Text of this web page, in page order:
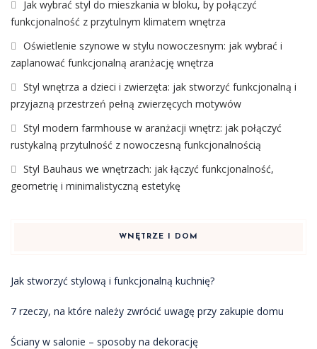
Jak wybrać styl do mieszkania w bloku, by połączyć
funkcjonalność z przytulnym klimatem wnętrza
Oświetlenie szynowe w stylu nowoczesnym: jak wybrać i
zaplanować funkcjonalną aranżację wnętrza
Styl wnętrza a dzieci i zwierzęta: jak stworzyć funkcjonalną i
przyjazną przestrzeń pełną zwierzęcych motywów
Styl modern farmhouse w aranżacji wnętrz: jak połączyć
rustykalną przytulność z nowoczesną funkcjonalnością
Styl Bauhaus we wnętrzach: jak łączyć funkcjonalność,
geometrię i minimalistyczną estetykę
WNĘTRZE I DOM
Jak stworzyć stylową i funkcjonalną kuchnię?
7 rzeczy, na które należy zwrócić uwagę przy zakupie domu
Ściany w salonie – sposoby na dekorację